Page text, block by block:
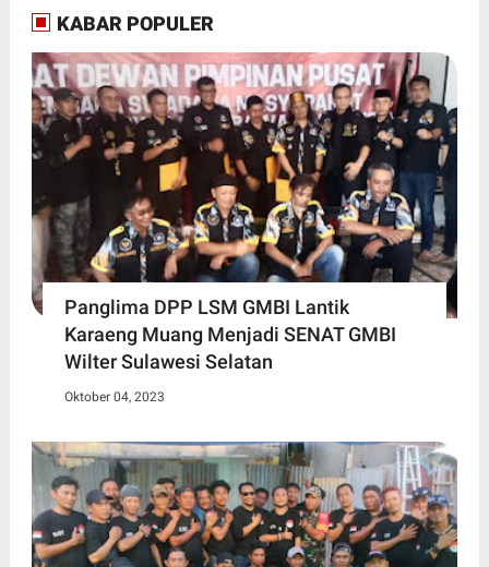
KABAR POPULER
Panglima DPP LSM GMBI Lantik
Karaeng Muang Menjadi SENAT GMBI
Wilter Sulawesi Selatan
Oktober 04, 2023